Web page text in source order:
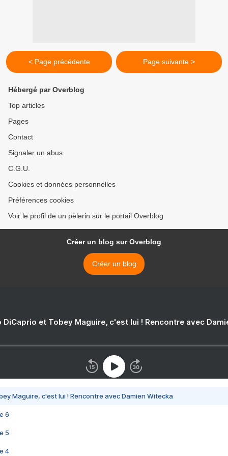
< Page précédente Page suivante >
Hébergé par Overblog
Top articles
Pages
Contact
Signaler un abus
C.G.U.
Cookies et données personnelles
Préférences cookies
Voir le profil de un pèlerin sur le portail Overblog
Créer un blog sur Overblog
Créer un blog
DiCaprio et Tobey Maguire, c'est lui ! Rencontre avec
Maguire, c'est lui ! Rencontre avec Damien Witecka
6
5
4